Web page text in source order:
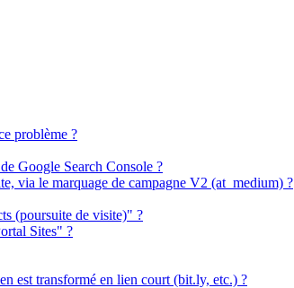
problème ?
Google Search Console ?
via le marquage de campagne V2 (at_medium) ?
(poursuite de visite)" ?
Sites" ?
est transformé en lien court (bit.ly, etc.) ?